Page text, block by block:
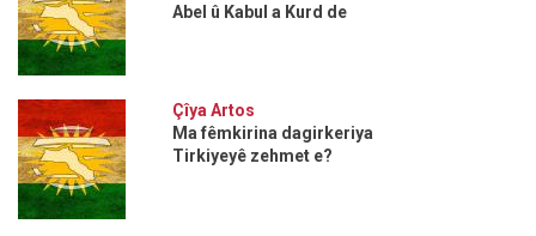
Abel û Kabul a Kurd de
Çîya Artos
Ma fêmkirina dagirkeriya
Tirkiyeyê zehmet e?